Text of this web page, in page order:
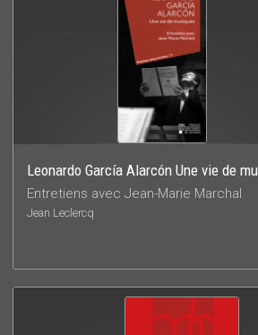
Leonardo García Alarcón Une vie de
Entretiens avec Jean-Marie Marchal
Jean Leclercq